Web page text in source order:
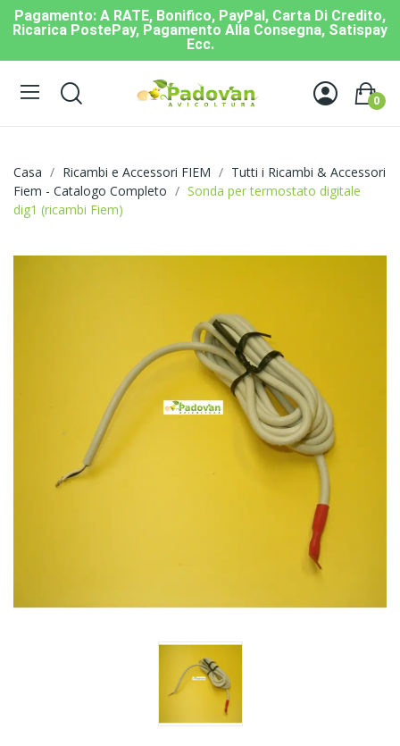
Pagamento: A RATE, Bonifico, PayPal, Carta Di Credito,
Ricarica PostePay, Pagamento Alla Consegna, Satispay
Ecc.
0
Casa Ricambi e Accessori FIEM
Tutti i Ricambi & Accessori
Fiem - Catalogo Completo
Sonda per termostato digitale
dig1 (ricambi Fiem)